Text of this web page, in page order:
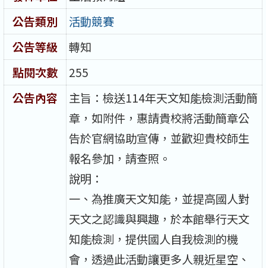
公告類別
活動競賽
公告等級
轉知
點閱次數
255
公告內容
主旨：檢送114年天文知能檢測活動簡
章，如附件，惠請貴校將活動簡章公
告於官網協助宣傳，並歡迎貴校師生
報名參加，請查照。
說明：
一、為推廣天文知能，並提高國人對
天文之認識與興趣，於本館舉行天文
知能檢測，提供國人自我檢測的機
會，透過此活動讓更多人親近星空、